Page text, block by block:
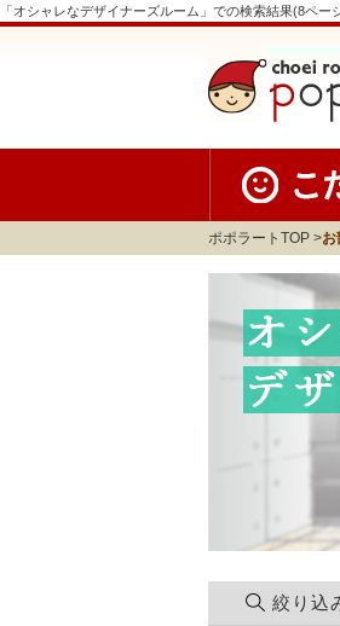
「オシャレなデザイナーズルーム」での検索結果(8ペ
ポポラートTOP お
絞り込